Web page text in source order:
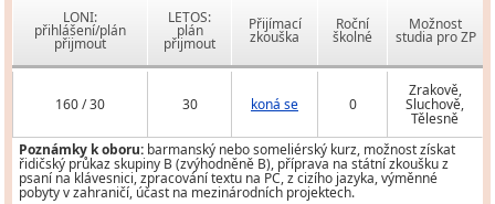
LONI:
přihlášení/plán
přijmout
LETOS:
plán
přijmout
Přijímací
zkouška
Roční
školné
Možnost
studia pro ZP
160 / 30 30 koná se 0
Zrakově,
Sluchově,
Tělesně
Poznámky k oboru: barmanský nebo someliérský kurz, možnost získat
řidičský průkaz skupiny B (zvýhodněně B), příprava na státní zkoušku z
psaní na klávesnici, zpracování textu na PC, z cizího jazyka, výměnné
pobyty v zahraničí, účast na mezinárodních projektech.